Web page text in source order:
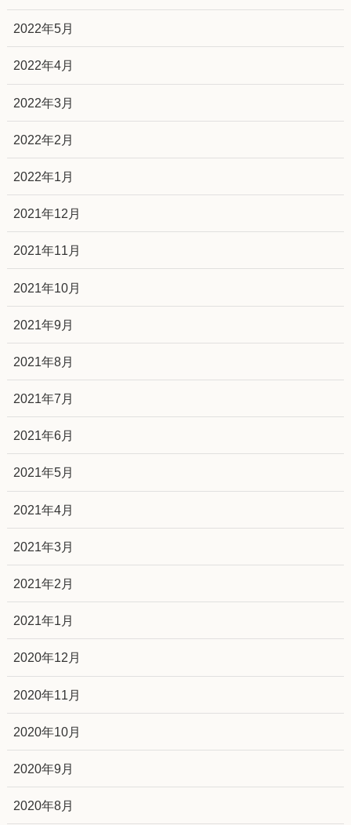
2022年5月
2022年4月
2022年3月
2022年2月
2022年1月
2021年12月
2021年11月
2021年10月
2021年9月
2021年8月
2021年7月
2021年6月
2021年5月
2021年4月
2021年3月
2021年2月
2021年1月
2020年12月
2020年11月
2020年10月
2020年9月
2020年8月